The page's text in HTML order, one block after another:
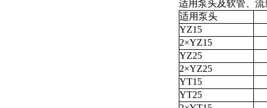
适用泵头及软管、流
适用泵头
YZ15
2×YZ15
YZ25
2×YZ25
YT15
YT25